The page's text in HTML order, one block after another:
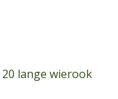
lange wierook